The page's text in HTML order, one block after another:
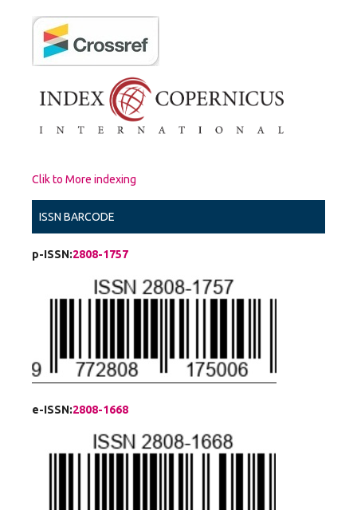
Clik to More indexing
ISSN BARCODE
p-ISSN:2808-1757
e-ISSN:2808-1668